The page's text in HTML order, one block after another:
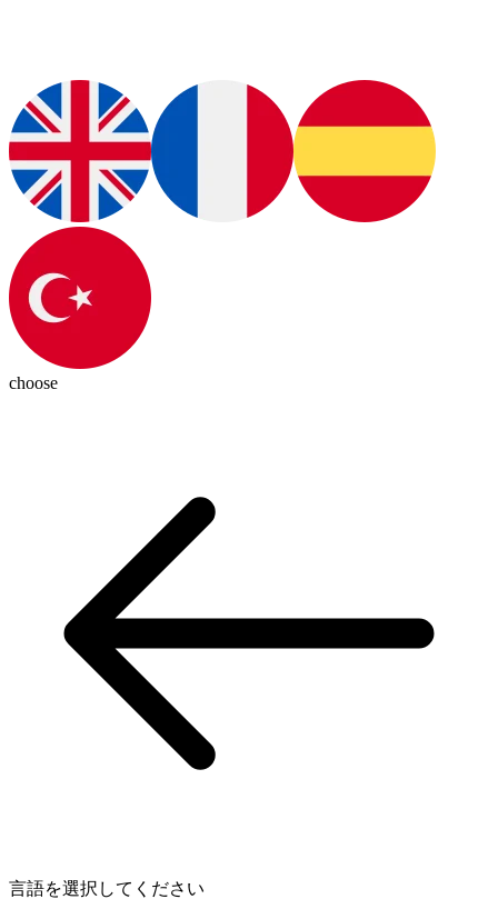
choose
言語を選択してください